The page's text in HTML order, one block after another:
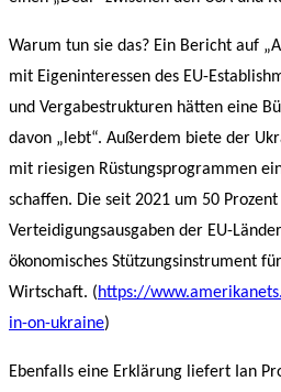
Warum tun sie das? Ein Bericht auf
mit Eigeninteressen des EU-
und Vergabestrukturen hätten eine
davon „lebt“. Außerdem biete der
mit riesigen Rüstungsprogrammen
schaffen. Die seit 2021 um 50
Verteidigungsausgaben der EU-
ökonomisches Stützungsinstrument
Wirtschaft. (https://
in-on-ukraine)
Ebenfalls eine Erklärung liefert Ian